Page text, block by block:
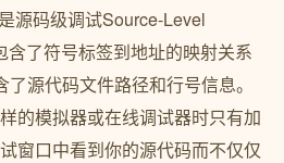
源码级调试Source-Level
了符号标签到地址的映射关系
源代码文件路径和行号信息。
的模拟器或在线调试器时只有加
窗口中看到你的源代码而不仅仅